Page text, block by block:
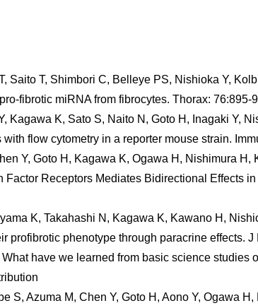
Saito T, Shimbori C, Belleye PS, Nishioka Y,
fibrotic miRNA from fibrocytes. Thorax: 76:895-
Kagawa K, Sato S, Naito N, Goto H, Inagaki Y,
flow cytometry in a reporter mouse strain.
Y, Goto H, Kagawa K, Ogawa H, Nishimura H,
Receptors Mediates Bidirectional Effects
K, Takahashi N, Kagawa K, Kawano H,
profibrotic phenotype through paracrine effects. J
have we learned from basic science studies
S, Azuma M, Chen Y, Goto H, Aono Y, Ogawa